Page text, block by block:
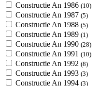
Constructie An 1986 (10)
Constructie An 1987 (5)
Constructie An 1988 (5)
Constructie An 1989 (1)
Constructie An 1990 (28)
Constructie An 1991 (10)
Constructie An 1992 (8)
Constructie An 1993 (3)
Constructie An 1994 (3)